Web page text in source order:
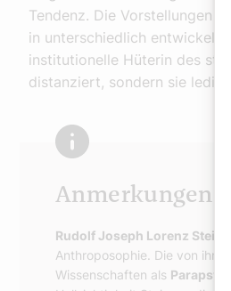
Tendenz. Die Vorstellungen
in unterschiedlich
institutionelle Hüterin des
distanziert, sondern sie
Anmerkungen
Rudolf Joseph Lorenz Steiner
Anthroposophie. Die von
Wissenschaften als